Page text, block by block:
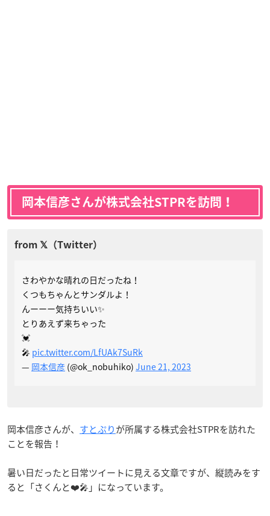
岡本信彦さんが株式会社STPRを訪問！
さわやかな晴れの日だったね！
くつもちゃんとサンダルよ！
んーーー気持ちいい✨
とりあえず来ちゃった
💓
🎤 pic.twitter.com/LfUAk7SuRk
— 岡本信彦 (@ok_nobuhiko) June 21, 2023
岡本信彦さんが、 すとぷりが所属する株式会社STPRを訪れた
ことを報告！
暑い日だったと日常ツイートに見える文章ですが、縦読みをす
ると「さくんと❤️🎤」になっています。